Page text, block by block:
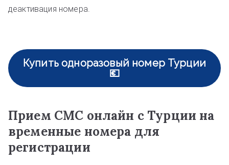
деактивация номера.
Купить одноразовый номер Турции
💶
Прием СМС онлайн с Турции на
временные номера для
регистрации